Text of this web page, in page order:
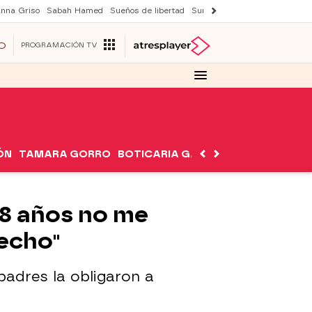
Griso Sabah Hamed Sueños de libertad Suri y Tom Cruise
PROGRAMACIÓN TV
TAMARA GORRO BOTICARIA GARCÍA
años no me
la obligaron a